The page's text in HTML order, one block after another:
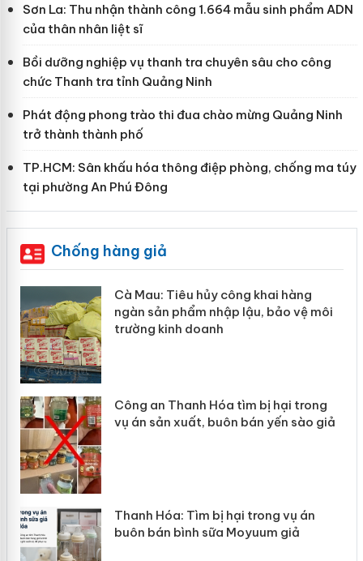
Sơn La: Thu nhận thành công 1.664 mẫu sinh phẩm ADN
của thân nhân liệt sĩ
Bồi dưỡng nghiệp vụ thanh tra chuyên sâu cho công
chức Thanh tra tỉnh Quảng Ninh
Phát động phong trào thi đua chào mừng Quảng Ninh
trở thành thành phố
TP.HCM: Sân khấu hóa thông điệp phòng, chống ma túy
tại phường An Phú Đông
Chống hàng giả
Cà Mau: Tiêu hủy công khai hàng
ngàn sản phẩm nhập lậu, bảo vệ môi
trường kinh doanh
Công an Thanh Hóa tìm bị hại trong
vụ án sản xuất, buôn bán yến sào giả
Thanh Hóa: Tìm bị hại trong vụ án
buôn bán bình sữa Moyuum giả